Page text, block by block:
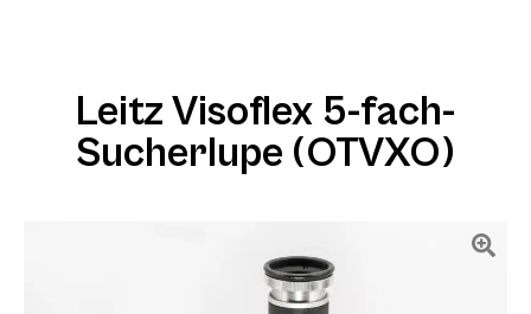
Leitz Visoflex 5-fach-
Sucherlupe (OTVXO)